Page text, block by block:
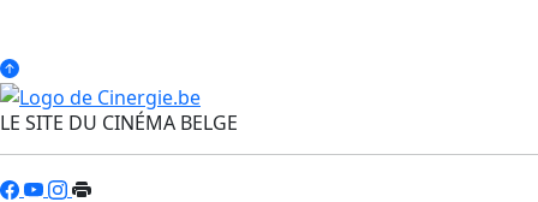
LE SITE DU CINÉMA BELGE